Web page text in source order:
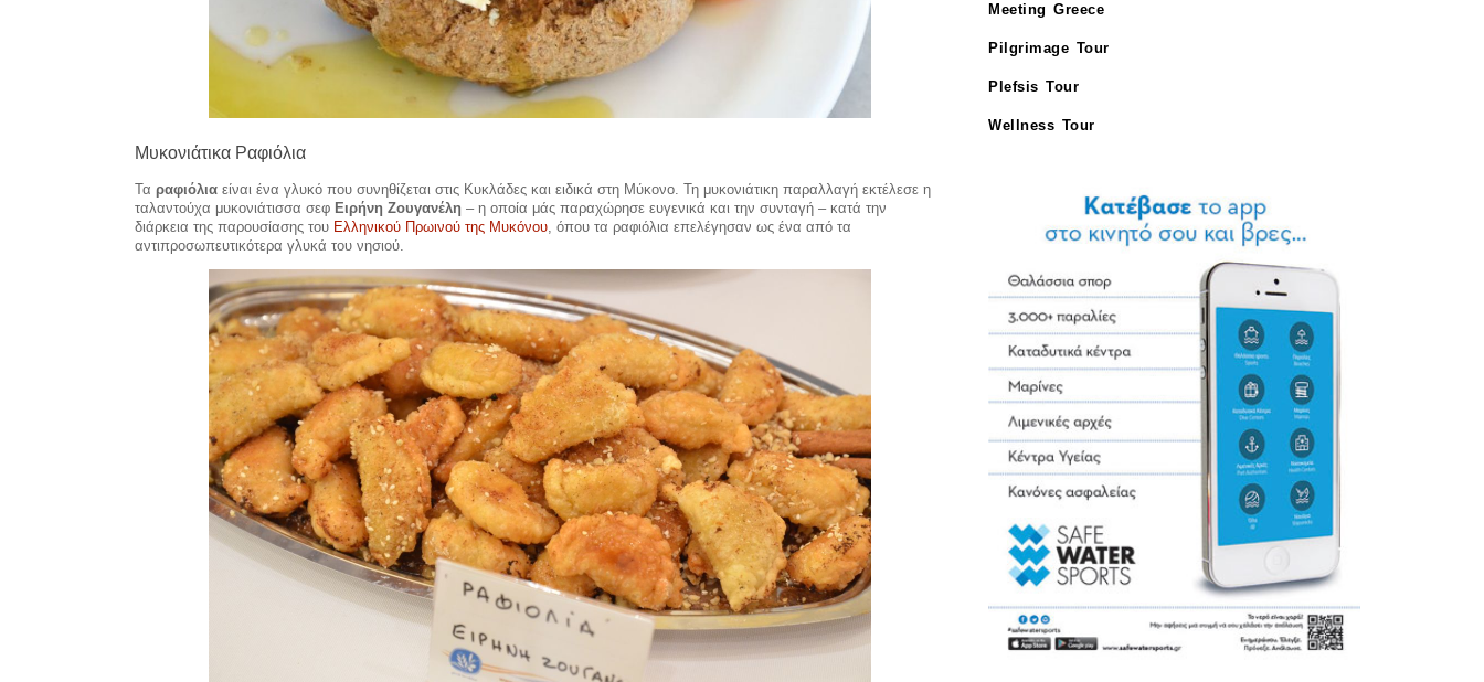
Μυκονιάτικα Ραφιόλια
Τα ραφιόλια είναι ένα γλυκό που συνηθίζεται στις Κυκλάδες και ειδικά στη Μύκονο. Τη μυκονιάτικη παραλλαγή εκτέλεσε η
ταλαντούχα μυκονιάτισσα σεφ Ειρήνη Ζουγανέλη – η οποία μάς παραχώρησε ευγενικά και την συνταγή – κατά την
διάρκεια της παρουσίασης του Ελληνικού Πρωινού της Μυκόνου , όπου τα ραφιόλια επελέγησαν ως ένα από τα
αντιπροσωπευτικότερα γλυκά του νησιού.
Meeting Greece
Pilgrimage Tour
Plefsis Tour
Wellness Tour